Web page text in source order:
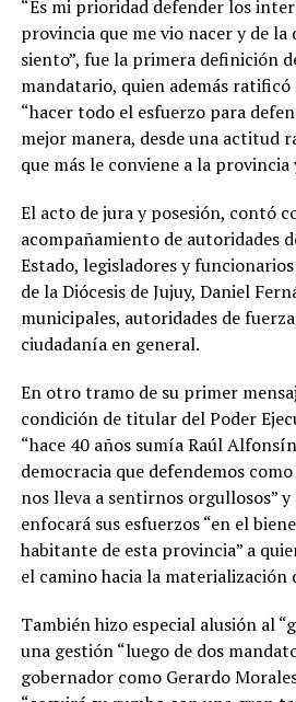
“Es mi prioridad defender los
provincia que me vio nacer y de
siento”, fue la primera definición
mandatario, quien además
“hacer todo el esfuerzo para
mejor manera, desde una actitud
que más le conviene a la
El acto de jura y posesión, contó
acompañamiento de autoridades
Estado, legisladores y
de la Diócesis de Jujuy, Daniel
municipales, autoridades de
ciudadanía en general.
En otro tramo de su primer
condición de titular del Poder
“hace 40 años sumía Raúl
democracia que defendemos
nos lleva a sentirnos orgullosos”
enfocará sus esfuerzos “en el
habitante de esta provincia” a
el camino hacia la materialización
También hizo especial alusión al
una gestión “luego de dos
gobernador como Gerardo